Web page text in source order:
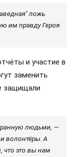
ложь
им правду Героя
и участие в
заменить
защищали
людьми, —
волонтёры. А
что это вы нам